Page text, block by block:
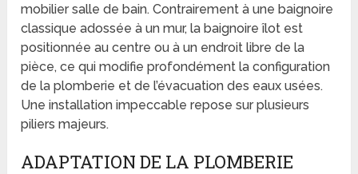
mobilier salle de bain. Contrairement à une baignoire
classique adossée à un mur, la baignoire îlot est
positionnée au centre ou à un endroit libre de la
pièce, ce qui modifie profondément la configuration
de la plomberie et de l’évacuation des eaux usées.
Une installation impeccable repose sur plusieurs
piliers majeurs.
ADAPTATION DE LA PLOMBERIE